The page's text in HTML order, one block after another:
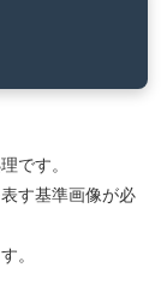
です。
す基準画像が必
。